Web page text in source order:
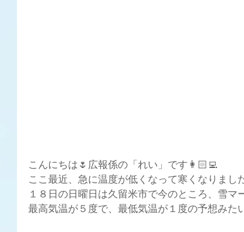
こんにちは🌷広報係の「れい」です👩🏻‍💻
ここ最近、急に温度が低くなって寒くなりまし
１８日の日曜日は久留米市で今のところ、雪マ
最高気温が５度で、最低気温が１度の予想みた